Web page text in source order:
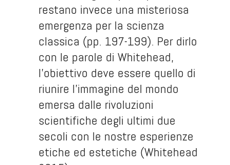
restano invece una misteriosa
emergenza per la scienza
classica (pp. 197-199). Per dirlo
con le parole di Whitehead,
l’obiettivo deve essere quello di
riunire l’immagine del mondo
emersa dalle rivoluzioni
scientifiche degli ultimi due
secoli con le nostre esperienze
etiche ed estetiche (Whitehead